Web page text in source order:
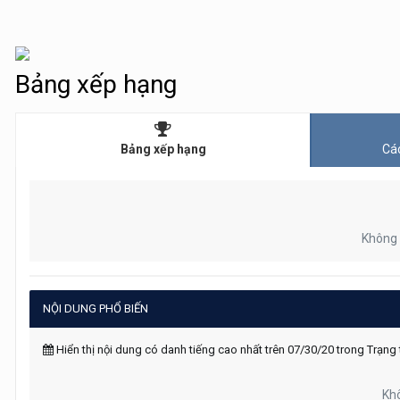
Bảng xếp hạng
Bảng xếp hạng
NỘI DUNG PHỔ BIẾN
Hiển thị nội dung có danh tiếng cao nhất trên 07/30/20 trong Trạng